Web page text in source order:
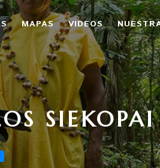
MAPAS VIDEOS
SIEKOPAI